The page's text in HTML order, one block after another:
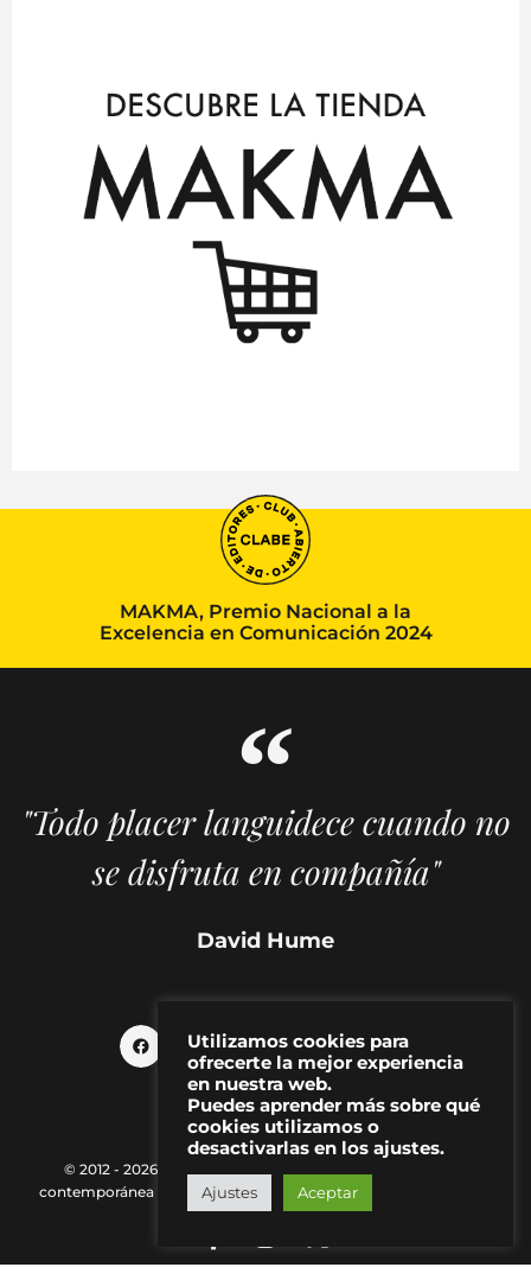
MAKMA, Premio Nacional a la
Excelencia en Comunicación 2024
"Todo placer languidece cuando no
se disfruta en compañía"
David Hume
© 2012 - 2026 MAKMA | Revista de artes visuales y cultura
contemporánea |
Política de Privacidad|Aviso Legal
Utilizamos cookies para
ofrecerte la mejor experiencia
en nuestra web.
Puedes aprender más sobre qué
cookies utilizamos o
desactivarlas en los ajustes.
Ajustes Aceptar